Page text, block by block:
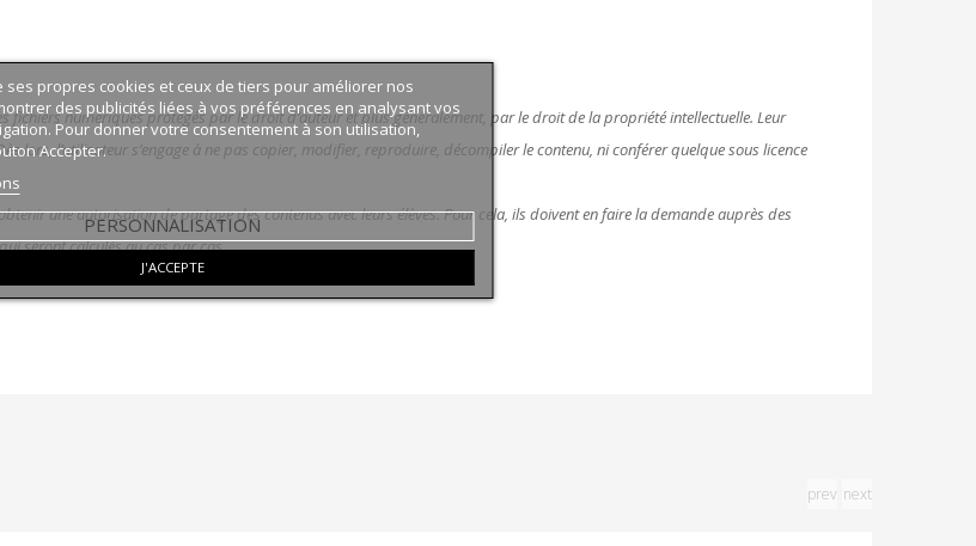
fichiers numériques protégés par le droit d’auteur et plus généralement, par le droit de la propriété intellectuelle. Leur
lors, l’utilisateur s’engage à ne pas copier, modifier, reproduire, décompiler le contenu, ni conférer quelque sous licence
une autorisation de partage des contenus avec leurs élèves. Pour cela, ils doivent en faire la demande auprès des
seront calculés au cas par cas.
prev next
ses propres cookies et ceux de tiers pour améliorer nos
des publicités liées à vos préférences en analysant vos
Pour donner votre consentement à son utilisation,
Accepter.
PERSONNALISATION
J'ACCEPTE